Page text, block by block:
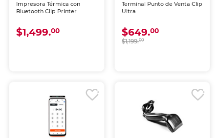
Impresora Térmica con
Bluetooth Clip Printer
$1,499.00
Terminal Punto de Venta Clip
Ultra
$649.00
$1,199.00